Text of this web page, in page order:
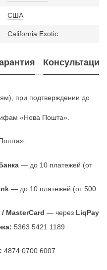
США
California Exotic
Консультация
при подтверждении до
«Нова Пошта».
— до 10 платежей (от
— до 10 платежей (от 500
MasterCard — через LiqPay
5363 5421 1189
4874 0700 6007